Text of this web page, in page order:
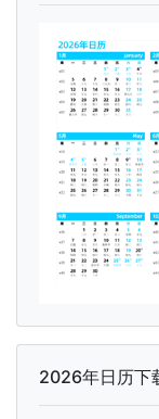
2026年日历下